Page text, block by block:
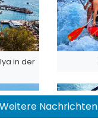
in der
Weitere Nachrichten